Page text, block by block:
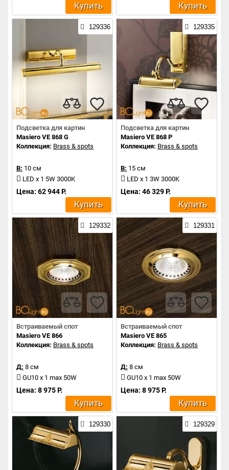
Купить Купить
129336
Подсветка для картин
Masiero VE 868 G
Коллекция: Brass & spots
В: 10 см
LED x 1 5W 3000K
Цена: 62 944 Р.
Купить
129335
Подсветка для картин
Masiero VE 868 P
Коллекция: Brass & spots
В: 15 см
LED x 1 3W 3000K
Цена: 46 329 Р.
Купить
129332
Встраиваемый спот
Masiero VE 866
Коллекция: Brass & spots
Д: 8 см
GU10 x 1 max 50W
Цена: 8 975 Р.
Купить
129331
Встраиваемый спот
Masiero VE 865
Коллекция: Brass & spots
Д: 8 см
GU10 x 1 max 50W
Цена: 8 975 Р.
Купить
129330 129329